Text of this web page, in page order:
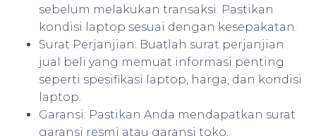
sebelum melakukan transaksi. Pastikan
kondisi laptop sesuai dengan kesepakatan.
Surat Perjanjian: Buatlah surat perjanjian
jual beli yang memuat informasi penting
seperti spesifikasi laptop, harga, dan kondisi
laptop.
Garansi: Pastikan Anda mendapatkan surat
garansi resmi atau garansi toko.